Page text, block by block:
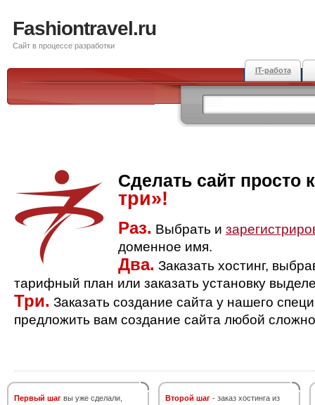
Fashiontravel.ru
Сайт в процессе разработки
IT-работа
Сделать сайт просто
три»!
Раз. Выбрать и
доменное имя.
Два. Заказать хостинг,
тарифный план или заказать установку
Три. Заказать создание сайта у нашего
предложить вам создание сайта любой
Первый шаг вы уже сделали,
Второй шаг - заказ хостинга из